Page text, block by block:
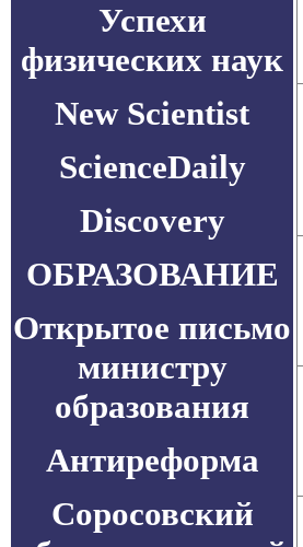
Успехи
физических наук
New Scientist
ScienceDaily
Discovery
ОБРАЗОВАНИЕ
Открытое письмо
министру
образования
Антиреформа
Соросовский